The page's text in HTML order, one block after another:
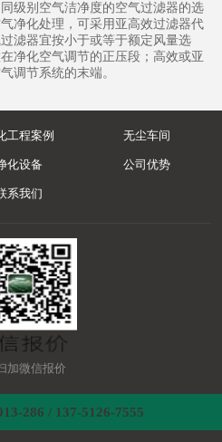
级别空气洁净度的空气过滤器的选
净化处理，可采用亚高效过滤器代
滤器宜按小于或等于额定风量选
净化空气调节的正压段；高效或亚
调节系统的末端。
工程案例 无尘车间
化设备 公司优势
系我们
加微信报价
286 / 137-5126-7555